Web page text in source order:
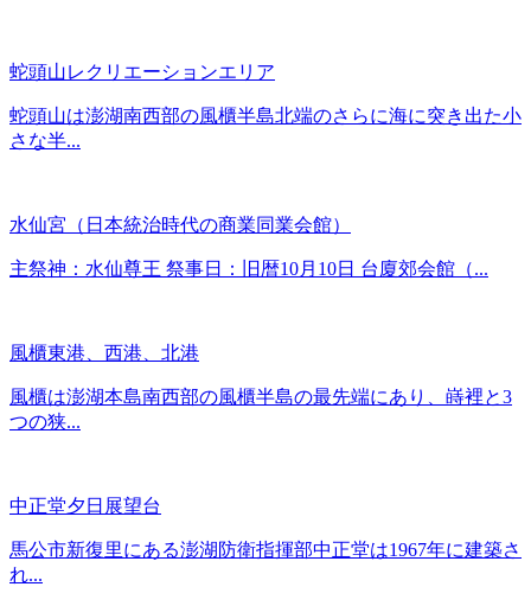
蛇頭山レクリエーションエリア
蛇頭山は澎湖南西部の風櫃半島北端のさらに海に突き出た小
さな半...
水仙宮（日本統治時代の商業同業会館）
主祭神：水仙尊王 祭事日：旧暦10月10日 台廈郊会館（...
風櫃東港、西港、北港
風櫃は澎湖本島南西部の風櫃半島の最先端にあり、嵵裡と3
つの狭...
中正堂夕日展望台
馬公市新復里にある澎湖防衛指揮部中正堂は1967年に建築さ
れ...